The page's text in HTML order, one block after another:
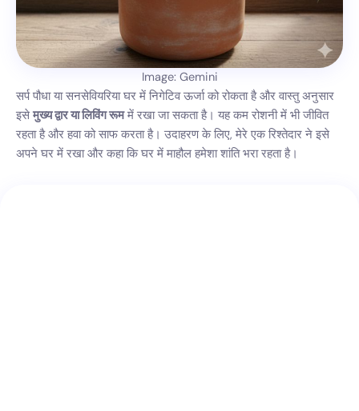
Image: Gemini
सर्प पौधा या सनसेवियरिया घर में निगेटिव ऊर्जा को रोकता है और वास्तु अनुसार
इसे मुख्य द्वार या लिविंग रूममें रखा जा सकता है। यह कम रोशनी में भी जीवित
रहता है और हवा को साफ करता है। उदाहरण के लिए, मेरे एक रिश्तेदार ने इसे
अपने घर में रखा और कहा कि घर में माहौल हमेशा शांति भरा रहता है।